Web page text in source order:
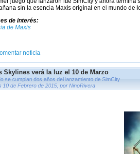
sin la esencia Maxis original en el mundo de
de interés:
de Maxis
noticia
Skylines verá la luz el 10 de Marzo
se cumplan dos años del lanzamiento de SimCity
10 de Febrero de 2015, por NinoRivera